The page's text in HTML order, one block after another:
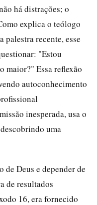
há distrações; o
explica o teólogo
recente, esse
"Estou
maior?" Essa reflexão
autoconhecimento
inesperada, usa o
uma
de Deus e depender de
de resultados
16, era fornecido